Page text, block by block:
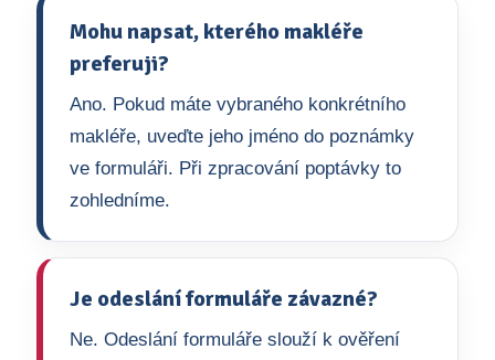
Mohu napsat, kterého makléře
preferuji?
Ano. Pokud máte vybraného konkrétního
makléře, uveďte jeho jméno do poznámky
ve formuláři. Při zpracování poptávky to
zohledníme.
Je odeslání formuláře závazné?
Ne. Odeslání formuláře slouží k ověření